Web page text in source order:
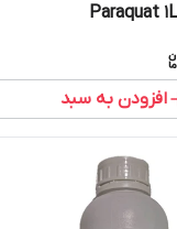
افزودن به سبد